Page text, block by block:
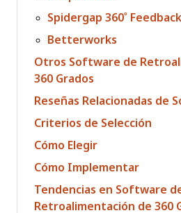
Spidergap 360˚ Feedback
Betterworks
Otros Software de
360 Grados
Reseñas Relacionadas de
Criterios de Selección
Cómo Elegir
Cómo Implementar
Tendencias en Software
Retroalimentación de 360